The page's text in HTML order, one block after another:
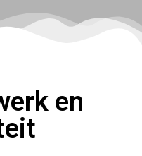
en